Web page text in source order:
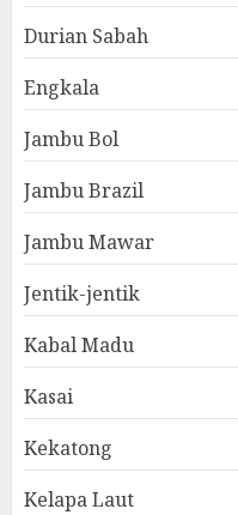
Durian Sabah
Engkala
Jambu Bol
Jambu Brazil
Jambu Mawar
Jentik-jentik
Kabal Madu
Kasai
Kekatong
Kelapa Laut